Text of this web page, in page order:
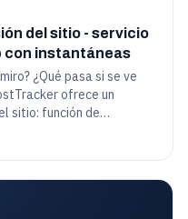
del sitio - servicio
con instantáneas
¿Qué pasa si se ve
ofrece un
sitio: función de
su aplicación práctica.